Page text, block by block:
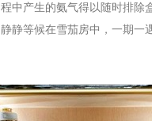
中产生的氨气得以随时排除
等候在雪茄房中，一期一